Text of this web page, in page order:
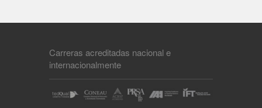
Carreras acreditadas nacional e
internacionalmente